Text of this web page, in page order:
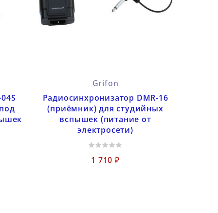
Grifon
Радиосинхронизатор DMR-16
(приёмник) для студийных
вспышек (питание от
электросети)
1 710 ₽